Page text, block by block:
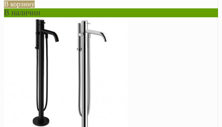
В корзину
В наличии